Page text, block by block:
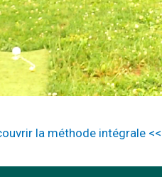
la méthode intégrale <<